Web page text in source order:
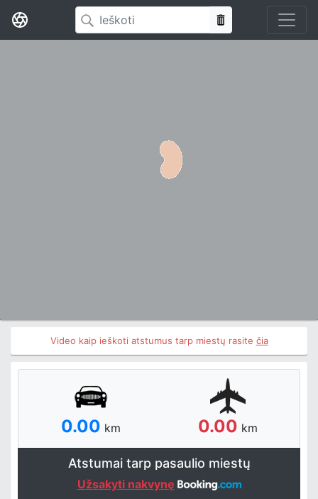
Video kaip ieškoti atstumus tarp miestų rasite čia
0.00 km 0.00 km
Atstumai tarp pasaulio miestų
Užsakyti nakvynę